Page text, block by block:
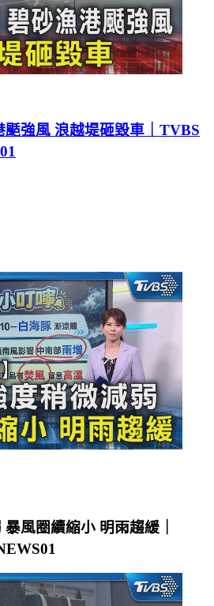
颳強風 浪越堤砸毀車｜TVBS
風圈續縮小 明雨趨緩｜